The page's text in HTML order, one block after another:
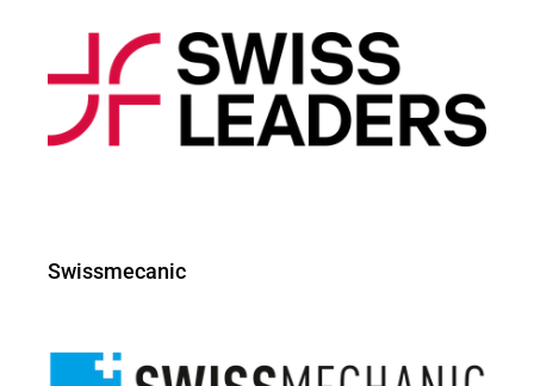
Swissmecanic